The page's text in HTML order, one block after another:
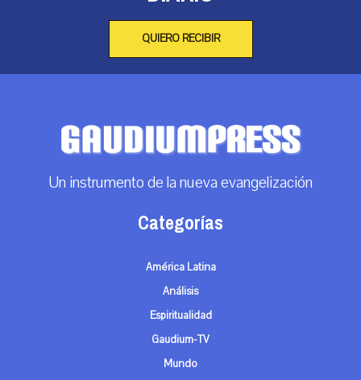
QUIERO RECIBIR
Un instrumento de la nueva evangelización
Categorías
América Latina
Análisis
Espiritualidad
Gaudium-TV
Mundo